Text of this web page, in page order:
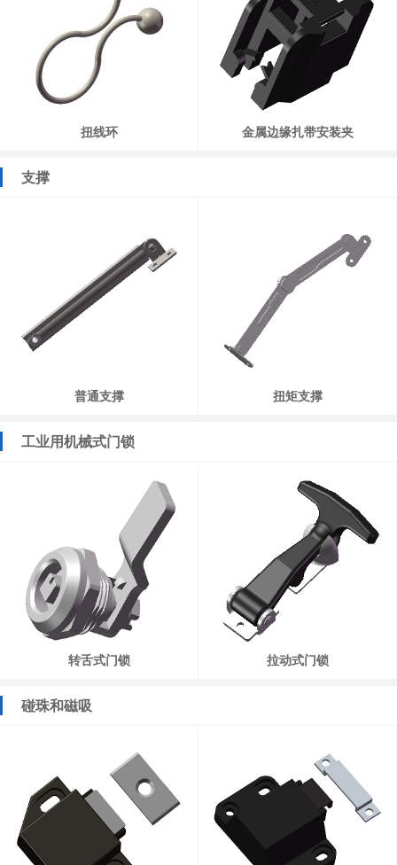
扭线环 金属边缘扎带安装夹
支撑
普通支撑 扭矩支撑
工业用机械式门锁
转舌式门锁 拉动式门锁
碰珠和磁吸